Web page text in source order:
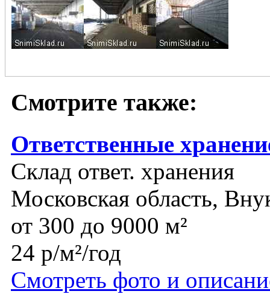
Смотрите также:
Ответственные
Склад ответ. хранения
Московская область,
от 300 до 9000 м²
24 р/м²/год
Смотреть фото и